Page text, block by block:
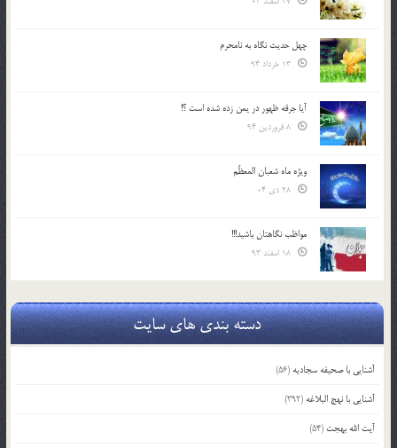
چهل حدیث نگاه به نامحرم
آیا جرقه ظهور در یمن زده شده است ؟!
ویژه ماه شعبان المعظّم
مواظب نگاهتان باشید!!!
دسته بندی های سایت
آشنایی با صحیفه سجادیه (56)
آشنایی با نهج البلاغه (392)
آیت الله بهجت (54)